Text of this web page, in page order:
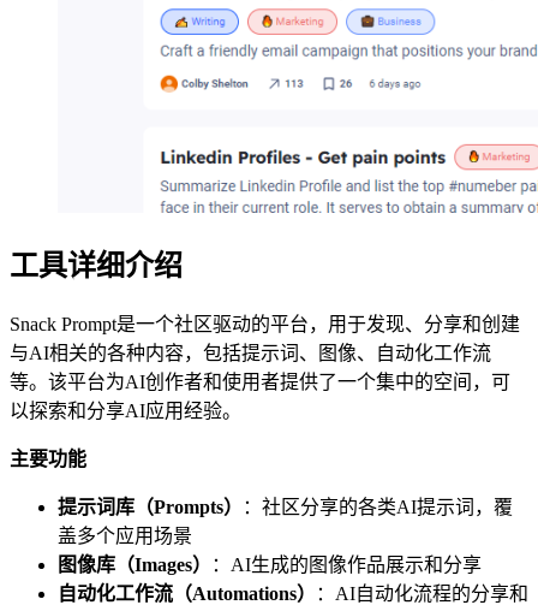
工具详细介绍
Snack Prompt是一个社区驱动的平台，用于发现、分享和创建
与AI相关的各种内容，包括提示词、图像、自动化工作流
等。该平台为AI创作者和使用者提供了一个集中的空间，可
以探索和分享AI应用经验。
主要功能
提示词库（Prompts）
：社区分享的各类AI提示词，覆
盖多个应用场景
图像库（Images）
：AI生成的图像作品展示和分享
自动化工作流（Automations）
：AI自动化流程的分享和